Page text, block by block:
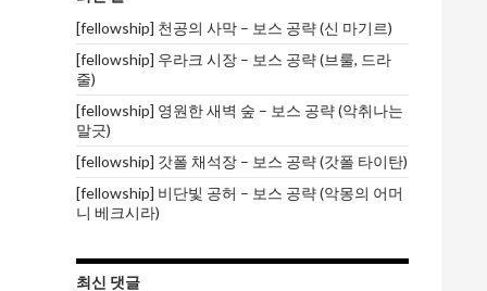
[fellowship] 천공의 사막 – 보스 공략 (신 마기르)
[fellowship] 우라크 시장 – 보스 공략 (브룰, 드라
줄)
[fellowship] 영원한 새벽 숲 – 보스 공략 (악취나는
말긋)
[fellowship] 갓폴 채석장 – 보스 공략 (갓폴 타이탄)
[fellowship] 비단빛 공허 – 보스 공략 (악몽의 어머
니 베크시라)
최신 댓글